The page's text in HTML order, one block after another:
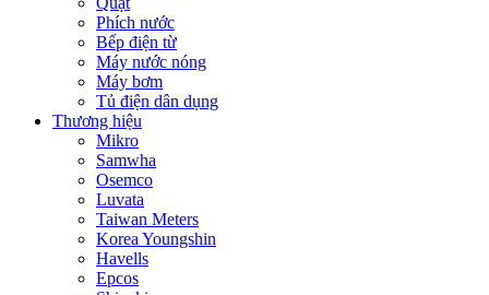
Phích nước
Bếp điện từ
Máy nước nóng
Máy bơm
Tủ điện dân dụng
Thương hiệu
Mikro
Samwha
Osemco
Luvata
Taiwan Meters
Korea Youngshin
Havells
Epcos